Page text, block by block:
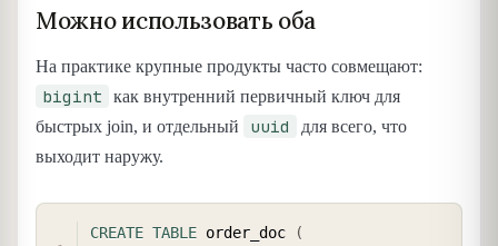
Можно использовать оба
На практике крупные продукты часто совмещают:
bigint
как внутренний первичный ключ для
быстрых join, и отдельный
uuid
для всего, что
выходит наружу.
CREATE TABLE order_doc
(